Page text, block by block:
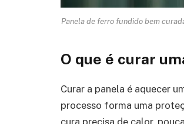
Panela de ferro fundido bem
O que é curar
Curar a panela é aquecer
processo forma uma